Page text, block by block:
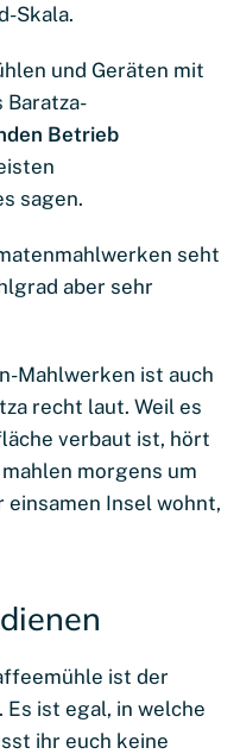
Skala.
und Geräten mit
Baratza-
Betrieb
sagen.
seht
aber sehr
Mahlwerken ist auch
recht laut. Weil es
verbaut ist, hört
morgens um
einsamen Insel wohnt,
ist der
Es ist egal, in welche
ihr euch keine